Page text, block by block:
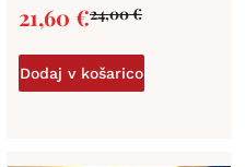
24,00€
21,60 €
Dodaj v košarico